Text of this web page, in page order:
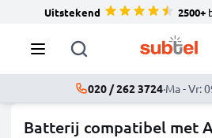
Uitstekend 2500+
020 / 262 3724·Ma - Vr:
Batterij compatibel met